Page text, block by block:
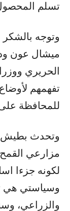
تسلم
وتوجه بالشكر
ميشال عون
الحريري
تفهمهم
للمحافظة
وتحدث بطيش،
مزارعي
لكونه جزءا
وسياستي هي
والزراعي،